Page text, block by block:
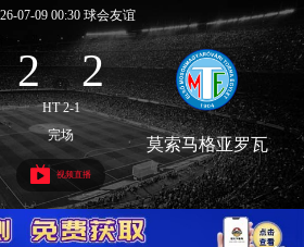
07-09 00:30 球会友谊
2 : 2
HT 2-1
完场 莫索马格亚罗瓦
视频直播